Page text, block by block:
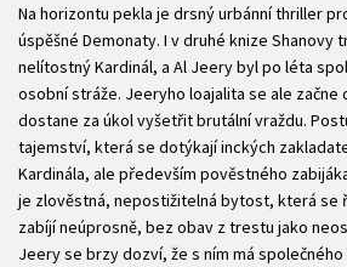
Na horizontu pekla je drsný urbánní thriller
úspěšné Demonaty. I v druhé knize Shanovy
nelítostný Kardinál, a Al Jeery byl po léta
osobní stráže. Jeeryho loajalita se ale začne
dostane za úkol vyšetřit brutální vraždu.
tajemství, která se dotýkají inckých
Kardinála, ale především pověstného
je zlověstná, nepostižitelná bytost, která se
zabíjí neúprosně, bez obav z trestu jako
Jeery se brzy dozví, že s ním má společného